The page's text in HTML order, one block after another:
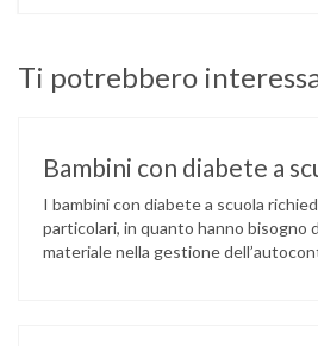
Ti potrebbero
Bambini con diabete a
I bambini con diabete a scuola
particolari, in quanto hanno bisogno
materiale nella gestione